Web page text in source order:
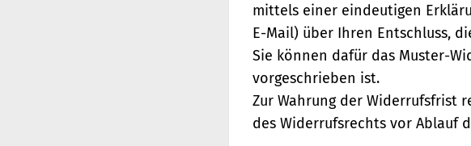
mittels einer eindeutigen
E-Mail) über Ihren Entschluss,
Sie können dafür das Muster-
vorgeschrieben ist.
Zur Wahrung der Widerrufsfrist
des Widerrufsrechts vor Ablauf